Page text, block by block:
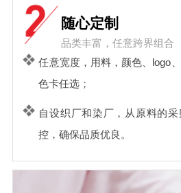
随心定制
品类丰富，任意跨界组合
任意宽度，用料，颜色、logo
色卡任选；
自设织厂和染厂，从原料的
控，确保品质优良。